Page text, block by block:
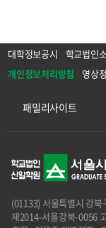
대학정보공시 학교법인
개인정보처리방침
영상
(01133) 서울특별시 강
제2014-서울강북-0056